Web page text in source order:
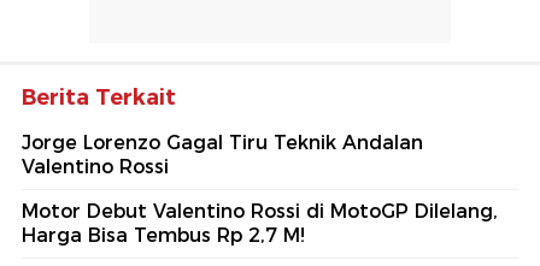
Berita Terkait
Jorge Lorenzo Gagal Tiru Teknik Andalan
Valentino Rossi
Motor Debut Valentino Rossi di MotoGP Dilelang,
Harga Bisa Tembus Rp 2,7 M!